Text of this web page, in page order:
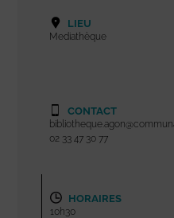
LIEU
Mediathèque
CONTACT
02 33 47 30 77
HORAIRES
10h30